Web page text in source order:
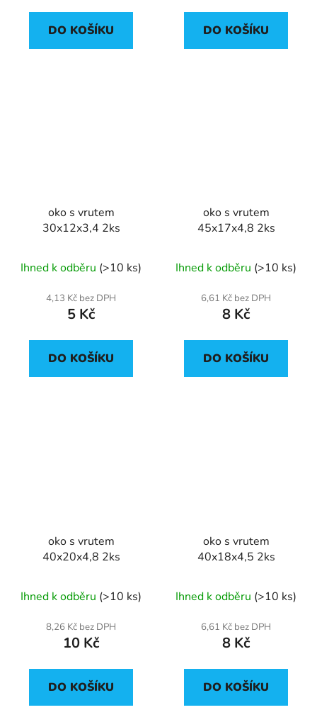
DO KOŠÍKU DO KOŠÍKU
oko s vrutem
30x12x3,4 2ks
Ihned k odběru (>10 ks)
4,13 Kč bez DPH
5 Kč
DO KOŠÍKU
oko s vrutem
45x17x4,8 2ks
Ihned k odběru (>10 ks)
6,61 Kč bez DPH
8 Kč
DO KOŠÍKU
oko s vrutem
40x20x4,8 2ks
Ihned k odběru (>10 ks)
8,26 Kč bez DPH
10 Kč
DO KOŠÍKU
oko s vrutem
40x18x4,5 2ks
Ihned k odběru (>10 ks)
6,61 Kč bez DPH
8 Kč
DO KOŠÍKU